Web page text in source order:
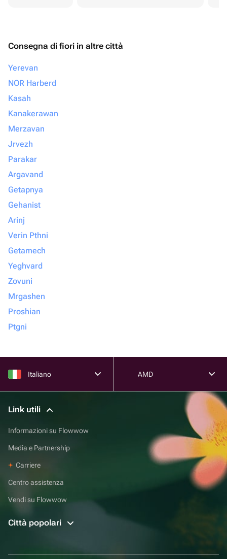
Consegna di fiori in altre città
Yerevan
NOR Harberd
Kasah
Kanakerawan
Merzavan
Jrvezh
Parakar
Argavand
Getapnya
Gehanist
Arinj
Verin Pthni
Getamech
Yeghvard
Zovuni
Mrgashen
Proshian
Ptgni
Italiano AMD
Link utili
Informazioni su Flowwow
Media e Partnership
Carriere
Centro assistenza
Vendi su Flowwow
Città popolari